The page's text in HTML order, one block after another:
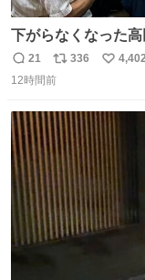
下がらなくなった高田製
は、完全に見放されたんですが、
した。 うちの父は、トヨタカローラのボディをオート生産
の配線をハンダで修
返
信
21
リ
ポ
ト
数
336
い
数
4,402
12時間前